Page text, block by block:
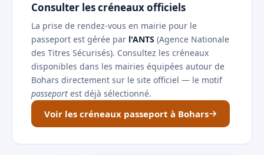
Consulter les créneaux officiels
La prise de rendez-vous en mairie pour le
passeport est gérée par l'ANTS (Agence Nationale
des Titres Sécurisés). Consultez les créneaux
disponibles dans les mairies équipées autour de
Bohars directement sur le site officiel — le motif
passeport est déjà sélectionné.
Voir les créneaux passeport à Bohars